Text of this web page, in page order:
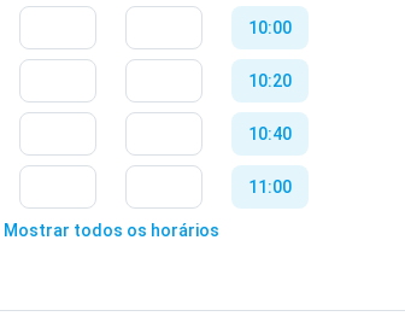
11:20
11:40
13:40
14:00
14:40
10:00
10:20
10:40
11:00
Mostrar todos os horários